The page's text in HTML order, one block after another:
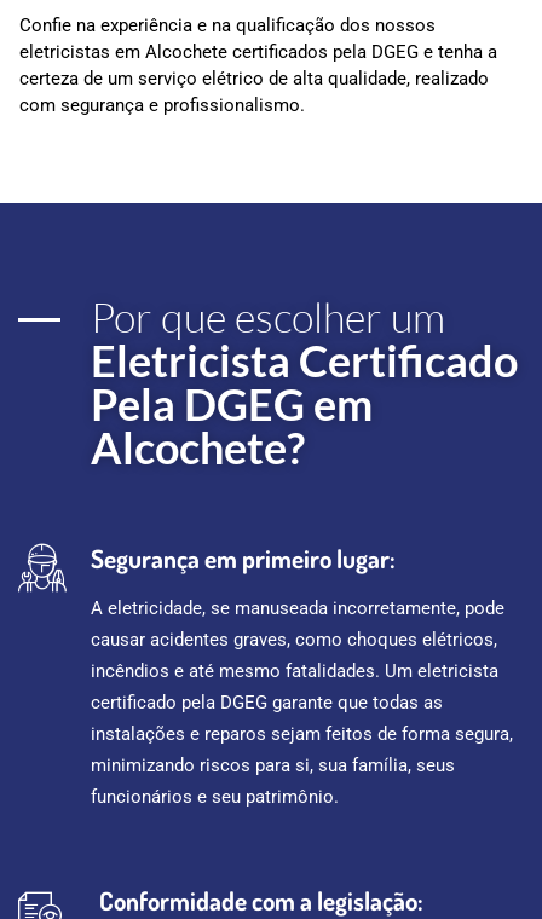
Confie na experiência e na qualificação dos nossos
eletricistas em Alcochete certificados pela DGEG e tenha a
certeza de um serviço elétrico de alta qualidade, realizado
com segurança e profissionalismo.
Por que escolher um
Eletricista Certificado
Pela DGEG em
Alcochete?
Segurança em primeiro lugar:
A eletricidade, se manuseada incorretamente, pode
causar acidentes graves, como choques elétricos,
incêndios e até mesmo fatalidades. Um eletricista
certificado pela DGEG garante que todas as
instalações e reparos sejam feitos de forma segura,
minimizando riscos para si, sua família, seus
funcionários e seu patrimônio.
Conformidade com a legislação: